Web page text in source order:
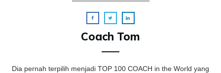
Coach Tom
Dia pernah terpilih menjadi TOP 100 COACH in the World yang